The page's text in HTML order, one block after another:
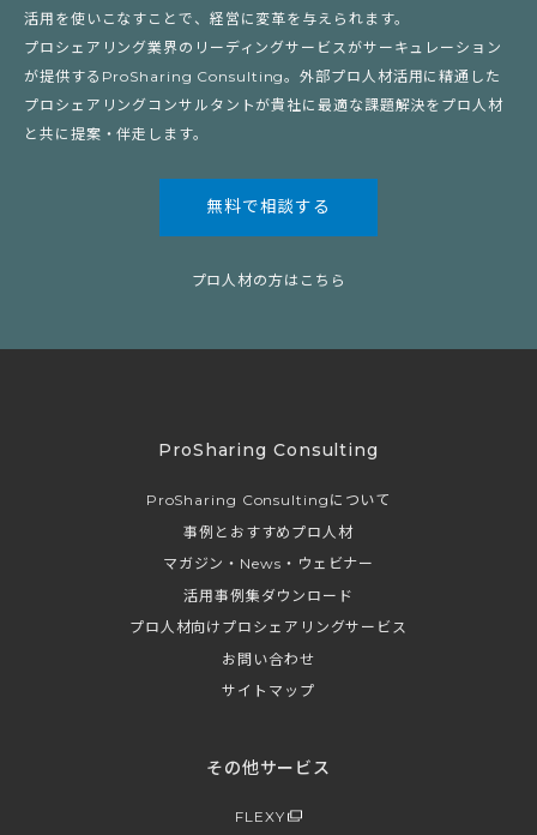
活用を使いこなすことで、経営に変革を与えられます。
プロシェアリング業界のリーディングサービスがサーキュレーション
が提供するProSharing Consulting。外部プロ人材活用に精通した
プロシェアリングコンサルタントが貴社に最適な課題解決をプロ人材
と共に提案・伴走します。
無料で相談する
プロ人材の方はこちら
ProSharing Consulting
ProSharing Consultingについて
事例とおすすめプロ人材
マガジン・News・ウェビナー
活用事例集ダウンロード
プロ人材向けプロシェアリングサービス
お問い合わせ
サイトマップ
その他サービス
FLEXY